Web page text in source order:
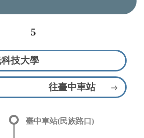
5
技大學
往臺中車站
臺中車站(民族路口)